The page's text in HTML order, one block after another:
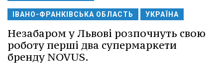
ІВАНО-ФРАНКІВСЬКА ОБЛАСТЬ УКРАЇНА
Незабаром у Львові розпочнуть свою
роботу перші два супермаркети
бренду NOVUS.